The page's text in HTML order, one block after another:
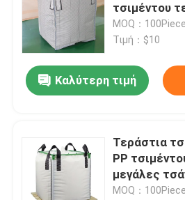
τσιμέντου
τσάντα 1
εκτύπωση
MOQ：100Piece
Τιμή：$10
Καλύτερη τιμή
Τεράστια
PP
μεγάλες
MOQ：100Piece